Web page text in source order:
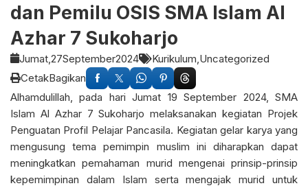
dan Pemilu OSIS SMA Islam Al
Azhar 7 Sukoharjo
Jumat,27September2024 Kurikulum Uncategorized
CetakBagikan
Alhamdulillah, pada hari Jumat 19 September 2024, SMA
Islam Al Azhar 7 Sukoharjo melaksanakan kegiatan Projek
Penguatan Profil Pelajar Pancasila. Kegiatan gelar karya yang
mengusung tema pemimpin muslim ini diharapkan dapat
meningkatkan pemahaman murid mengenai prinsip-prinsip
kepemimpinan dalam Islam serta mengajak murid untuk